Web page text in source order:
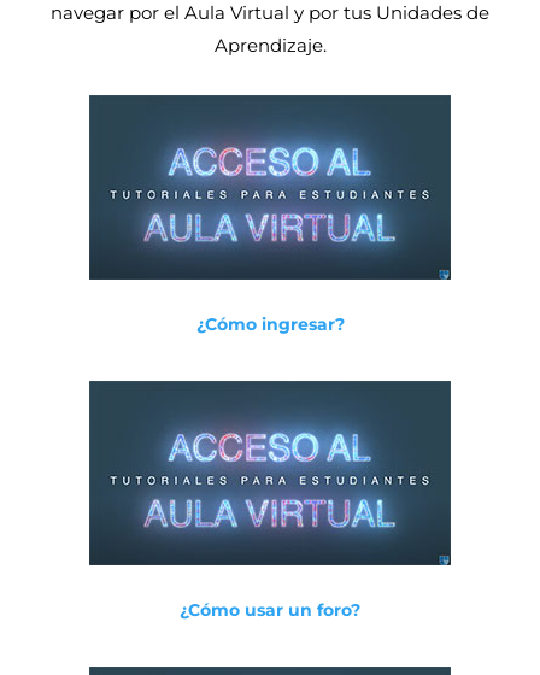
navegar por el Aula Virtual y por tus Unidades de
Aprendizaje.
¿Cómo ingresar?
¿Cómo usar un foro?